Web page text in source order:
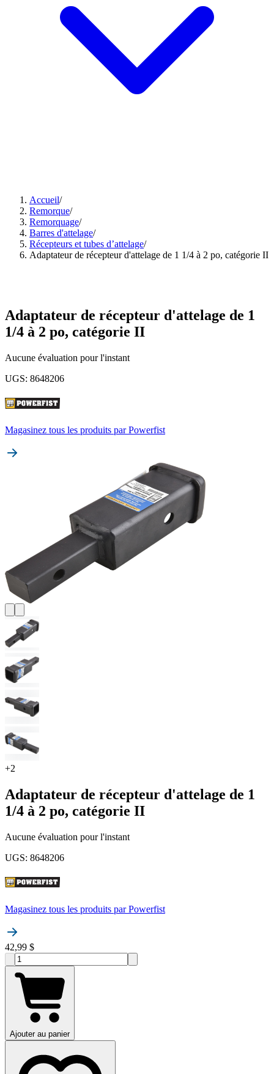
Accueil/
Remorque/
Remorquage/
Barres d'attelage/
Récepteurs et tubes d’attelage/
Adaptateur de récepteur d'attelage de 1 1/4 à 2 po, catégorie II
Adaptateur de récepteur d'attelage de 1
1/4 à 2 po, catégorie II
Aucune évaluation pour l'instant
UGS: 8648206
Magasinez tous les produits par Powerfist
+2
Adaptateur de récepteur d'attelage de 1
1/4 à 2 po, catégorie II
Aucune évaluation pour l'instant
UGS: 8648206
Magasinez tous les produits par Powerfist
42,99 $
Ajouter au panier